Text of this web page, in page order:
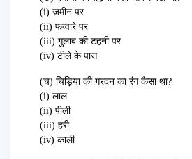
(i) जमीन पर
(ii) फव्वारे पर
(iii) गुलाब की टहनी पर
(iv) टीले के पास
(च) चिड़िया की गरदन का रंग कैसा था?
(i) लाल
(ii) पीली
(iii) हरी
(iv) काली